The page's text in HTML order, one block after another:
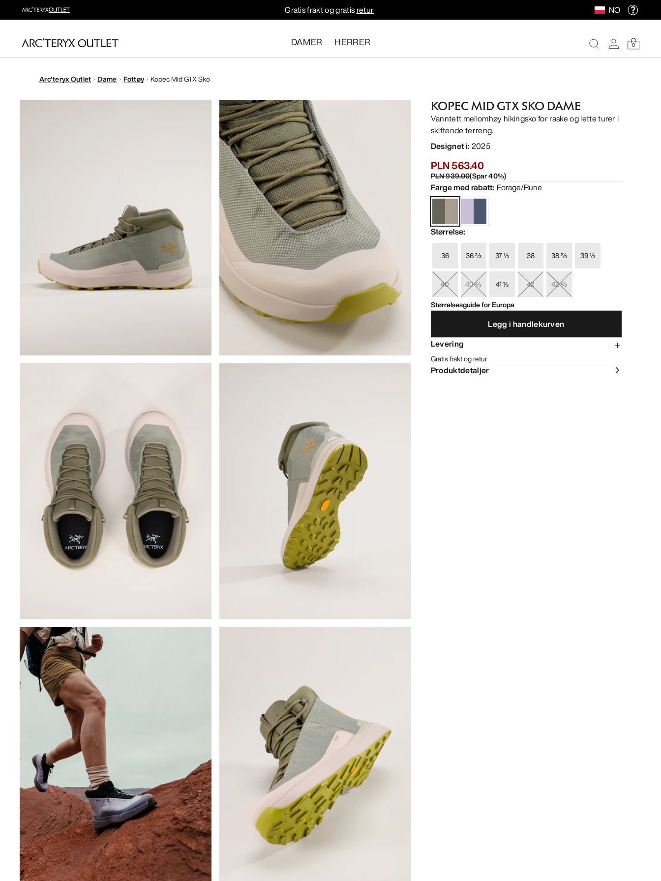
Gratis frakt og gratisretur NO
DAMER HERRER 0
Arc'teryx Outlet Dame Fottøy Kopec Mid GTX Sko
KOPEC MID GTX SKO DAME
Vanntett mellomhøy hikingsko for raske og lette turer i
skiftende terreng.
Designet i: 2025
PLN 563.40
PLN 939.00(Spar40%)
Farge med rabatt: Forage/Rune
Størrelse:
36 36 ⅔ 37 ⅓ 38 38 ⅔ 39 ⅓
40 40 ⅔ 41 ⅓ 42
42 ⅔
Størrelsesguide for Europa
Legg i handlekurven
Levering
Gratis frakt og retur
Produktdetaljer